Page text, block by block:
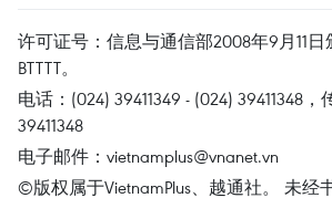
许可证号：信息与通信部2008年9月11日
BTTTT。
电话：(024) 39411349 - (024) 39411348，
39411348
电子邮件： vietnamplus@vnanet.vn
©版权属于VietnamPlus、越通社。 未经